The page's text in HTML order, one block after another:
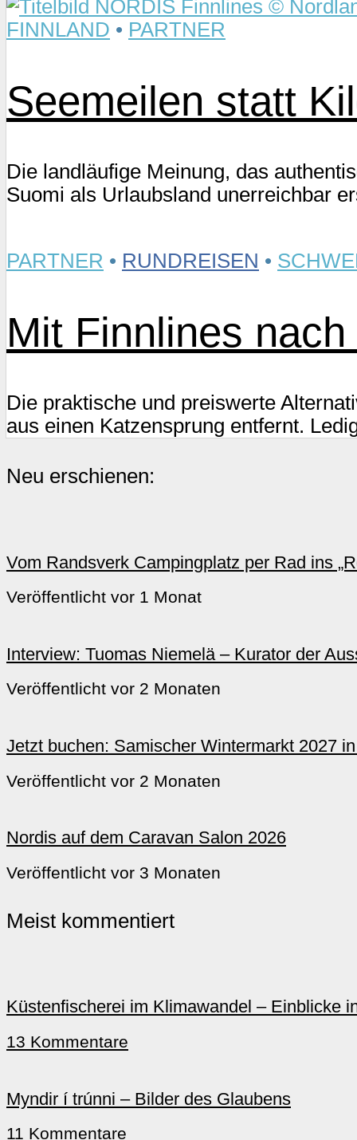
FINNLAND • PARTNER
Seemeilen statt
Die landläufige Meinung, das
Suomi als Urlaubsland unerreichbar
PARTNER • RUNDREISEN •
Mit Finnlines
Die praktische und preiswerte
aus einen Katzensprung entfernt.
Neu erschienen:
Vom Randsverk Campingplatz per Rad ins
Veröffentlicht vor 1 Monat
Interview: Tuomas Niemelä – Kurator der
Veröffentlicht vor 2 Monaten
Jetzt buchen: Samischer Wintermarkt 2027
Veröffentlicht vor 2 Monaten
Nordis auf dem Caravan Salon 2026
Veröffentlicht vor 3 Monaten
Meist kommentiert
Küstenfischerei im Klimawandel – Einblicke
13 Kommentare
Myndir í trúnni – Bilder des Glaubens
11 Kommentare